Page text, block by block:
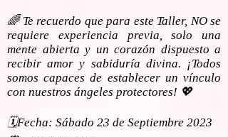
🌈 Te recuerdo que para este Taller, NO se
requiere experiencia previa, solo una
mente abierta y un corazón dispuesto a
recibir amor y sabiduría divina. ¡Todos
somos capaces de establecer un vínculo
con nuestros ángeles protectores! 💖
🗓️Fecha: Sábado 23 de Septiembre 2023